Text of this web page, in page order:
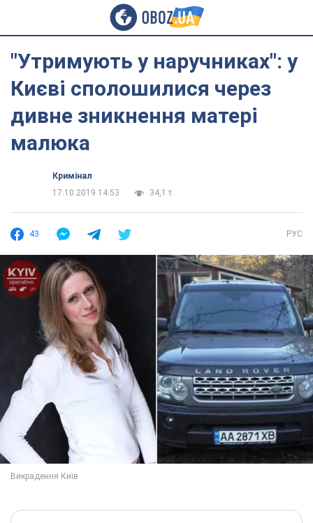
"Утримують у наручниках": у
Києві сполошилися через
дивне зникнення матері
малюка
Кримінал
17.10.2019 14:53
34,1 т.
43 РУС